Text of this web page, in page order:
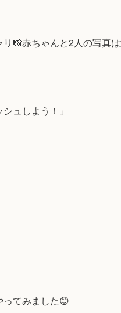
📸赤ちゃんと2人の写真
ュしよう！」
てみました😊